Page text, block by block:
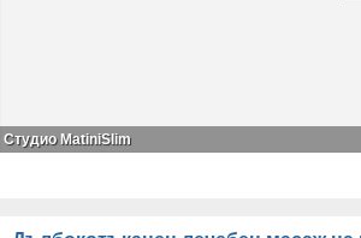
Студио MatiniSlim